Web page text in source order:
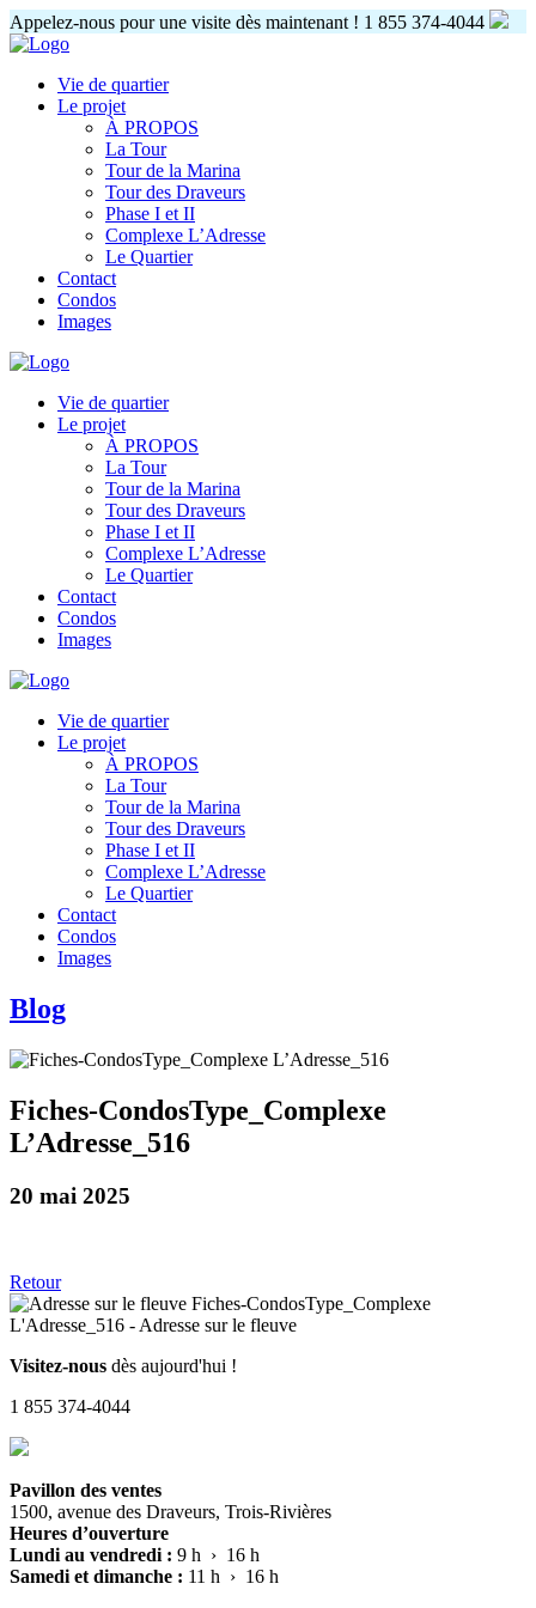
Appelez-nous pour une visite dès maintenant ! 1 855 374-4044
Vie de quartier
Le projet
À PROPOS
La Tour
Tour de la Marina
Tour des Draveurs
Phase I et II
Complexe L’Adresse
Le Quartier
Contact
Condos
Images
Vie de quartier
Le projet
À PROPOS
La Tour
Tour de la Marina
Tour des Draveurs
Phase I et II
Complexe L’Adresse
Le Quartier
Contact
Condos
Images
Vie de quartier
Le projet
À PROPOS
La Tour
Tour de la Marina
Tour des Draveurs
Phase I et II
Complexe L’Adresse
Le Quartier
Contact
Condos
Images
Blog
Fiches-CondosType_Complexe
L’Adresse_516
20 mai 2025
Retour
Visitez-nous dès aujourd'hui !
1 855 374-4044
Pavillon des ventes
1500, avenue des Draveurs, Trois-Rivières
Heures d’ouverture
Lundi au vendredi : 9 h › 16 h
Samedi et dimanche : 11 h › 16 h